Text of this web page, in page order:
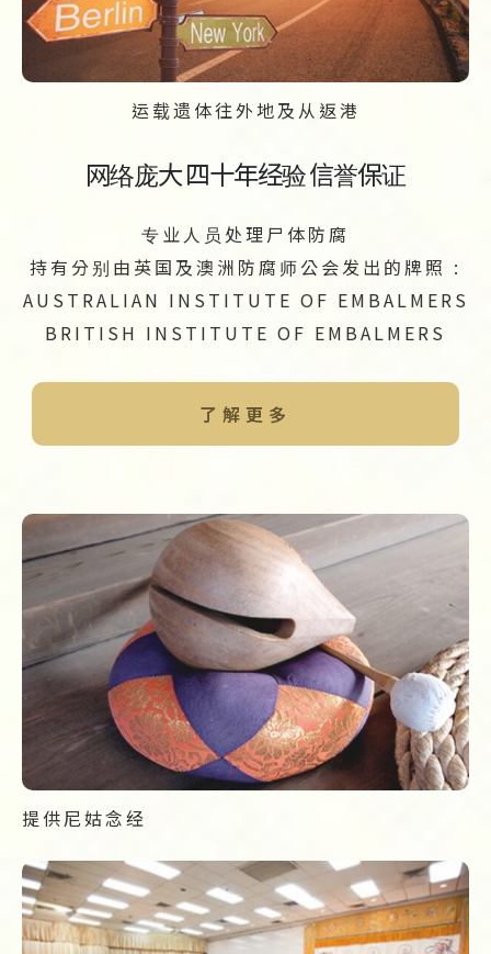
运载遗体往外地及从返港
网络庞大 四十年经验 信誉保证
专业人员处理尸体防腐
持有分别由英国及澳洲防腐师公会发出的牌照 :
AUSTRALIAN INSTITUTE OF EMBALMERS
BRITISH INSTITUTE OF EMBALMERS
了解更多
提供尼姑念经